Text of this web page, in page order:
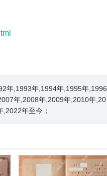
年,1993年,1994年,1995年,1996
年,2008年,2009年,2010年,20
年至今；